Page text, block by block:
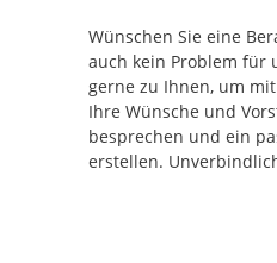
Wünschen Sie eine
auch kein Problem für
gerne zu Ihnen, um
Ihre Wünsche und
besprechen und ein
erstellen.